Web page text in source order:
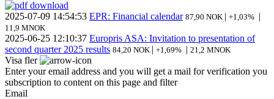
2025-07-09 14:54:53 EPR: Financial calendar 87,90 NOK | +1,03% |
11,9 MNOK
2025-06-25 12:10:37 Europris ASA: Invitation to presentation of
second quarter 2025 results 84,20 NOK | +1,69% | 21,2 MNOK
Visa fler
Enter your email address and you will get a mail for verification you
subscription to content on this page and filter
Email